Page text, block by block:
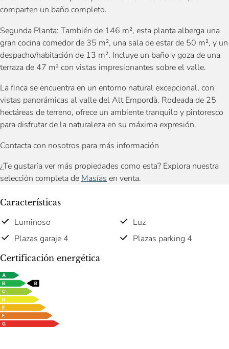
comparten un baño completo.
Segunda Planta: También de 146 m², esta planta alberga una
gran cocina comedor de 35 m², una sala de estar de 50 m², y un
despacho/habitación de 13 m². Incluye un baño y goza de una
terraza de 47 m² con vistas impresionantes sobre el valle.
La finca se encuentra en un entorno natural excepcional, con
vistas panorámicas al valle del Alt Empordà. Rodeada de 25
hectáreas de terreno, ofrece un ambiente tranquilo y pintoresco
para disfrutar de la naturaleza en su máxima expresión.
Contacta con nosotros para más información
¿Te gustaría ver más propiedades como esta? Explora nuestra
selección completa de Masías en venta.
Características
Luminoso
Luz
Plazas garaje 4
Plazas parking 4
Certificación energética